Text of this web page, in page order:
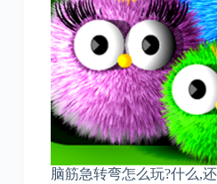
脑筋急转弯怎么玩?什么,